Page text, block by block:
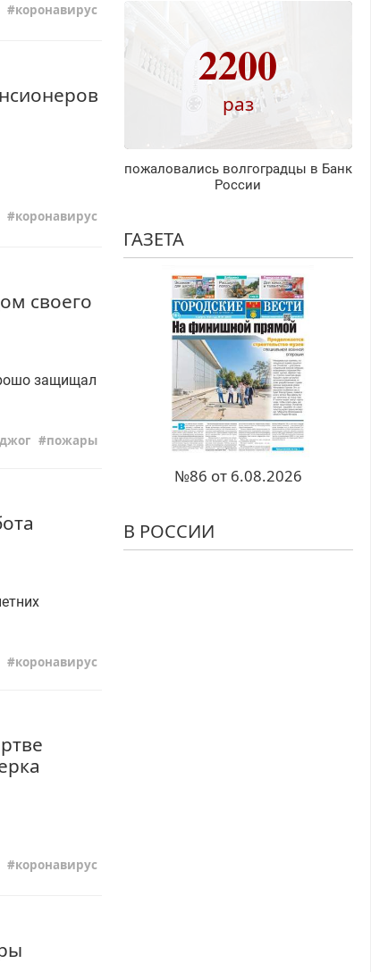
коронавирус
коронавирус
своего
защищал
пожары
коронавирус
коронавирус
2200
раз
пожаловались волгоградцы в Банк
России
ГАЗЕТА
№86 от 6.08.2026
В РОССИИ